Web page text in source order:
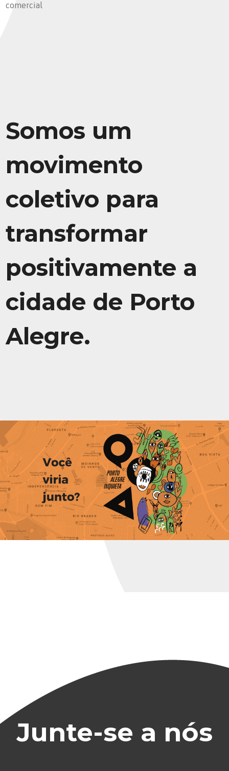
comercial
Somos um
movimento
coletivo para
transformar
positivamente a
cidade de Porto
Alegre.
Junte-se a nós